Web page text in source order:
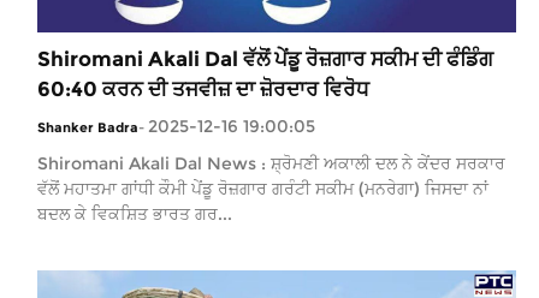
Shiromani Akali Dal ਵੱਲੋਂ ਪੇਂਡੂ ਰੋਜ਼ਗਾਰ ਸਕੀਮ ਦੀ ਫੰਡਿੰਗ
60:40 ਕਰਨ ਦੀ ਤਜਵੀਜ਼ ਦਾ ਜ਼ੋਰਦਾਰ ਵਿਰੋਧ
Shanker Badra- 2025-12-16 19:00:05
Shiromani Akali Dal News : ਸ਼੍ਰੋਮਣੀ ਅਕਾਲੀ ਦਲ ਨੇ ਕੇਂਦਰ ਸਰਕਾਰ
ਵੱਲੋਂ ਮਹਾਤਮਾ ਗਾਂਧੀ ਕੌਮੀ ਪੇਂਡੂ ਰੋਜ਼ਗਾਰ ਗਰੰਟੀ ਸਕੀਮ (ਮਨਰੇਗਾ) ਜਿਸਦਾ ਨਾਂ
ਬਦਲ ਕੇ ਵਿਕਸ਼ਿਤ ਭਾਰਤ ਗਰ...